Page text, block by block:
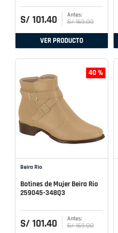
S/ 101.40 S/ 169.00
VER PRODUCTO
40 %
Beira Rio
Botines de Mujer Beira Rio
259045-348Q3
S/ 101.40 S/ 169.00